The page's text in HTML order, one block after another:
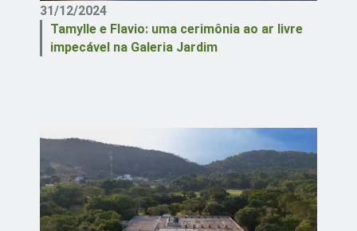
31/12/2024
Tamylle e Flavio: uma cerimônia ao ar livre
impecável na Galeria Jardim